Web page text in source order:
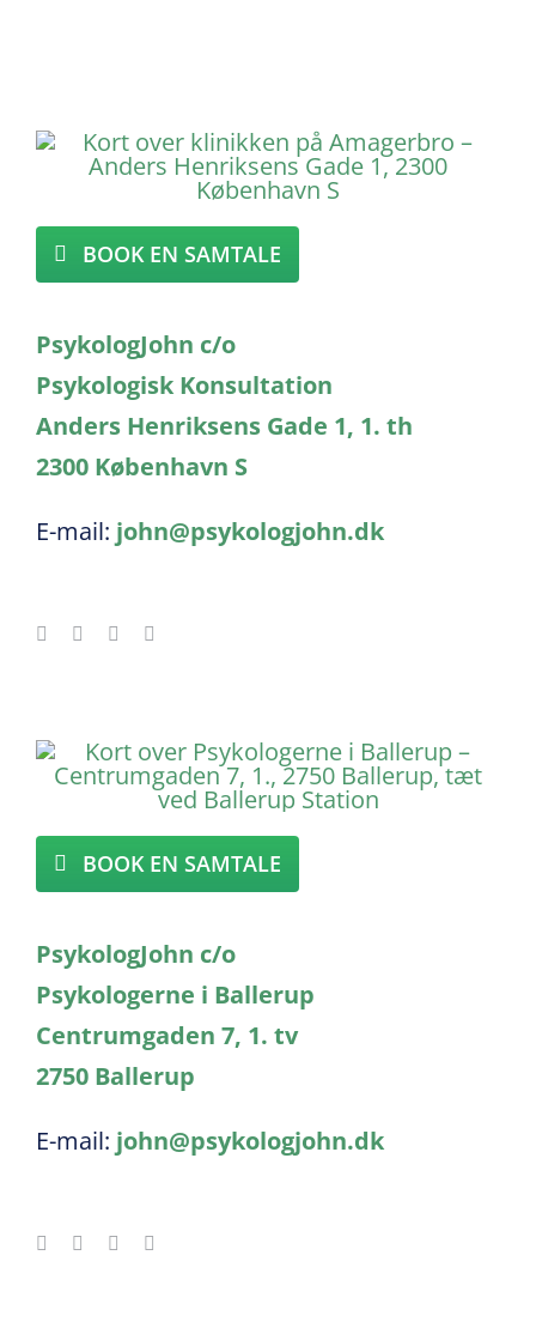
BOOK EN SAMTALE
PsykologJohn c/o
Psykologisk Konsultation
Anders Henriksens Gade 1, 1. th
2300 København S
E-mail: john@psykologjohn.dk
BOOK EN SAMTALE
PsykologJohn c/o
Psykologerne i Ballerup
Centrumgaden 7, 1. tv
2750 Ballerup
E-mail: john@psykologjohn.dk